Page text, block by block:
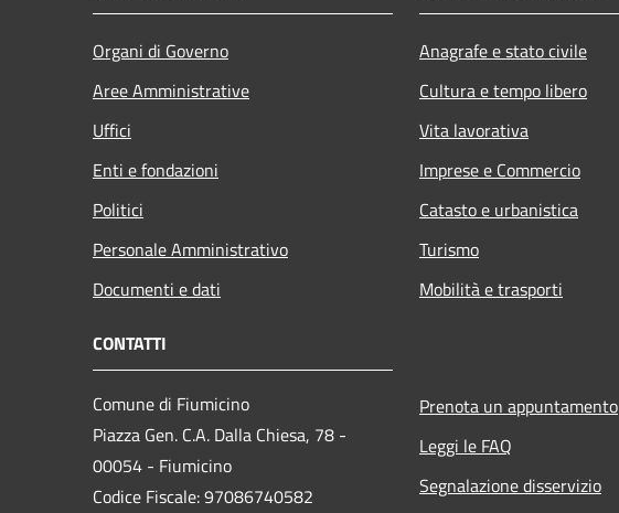
Organi di Governo
Aree Amministrative
Uffici
Enti e fondazioni
Politici
Personale Amministrativo
Documenti e dati
Anagrafe e stato civile
Cultura e tempo libero
Vita lavorativa
Imprese e Commercio
Catasto e urbanistica
Turismo
Mobilità e trasporti
CONTATTI
Comune di Fiumicino
Piazza Gen. C.A. Dalla Chiesa, 78 -
00054 - Fiumicino
Codice Fiscale: 97086740582
Prenota un appuntamento
Leggi le FAQ
Segnalazione disservizio